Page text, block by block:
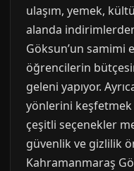
ulaşım, yemek,
alanda
Göksun’un samimi
öğrencilerin
geleni yapıyor.
yönlerini
çeşitli seçenekler
güvenlik ve gizlilik
Kahramanmaraş